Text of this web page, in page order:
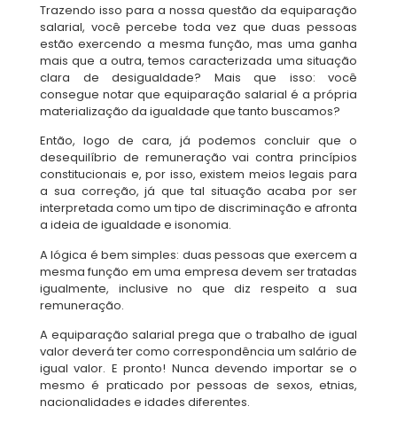
Trazendo isso para a nossa questão da equiparação
salarial, você percebe toda vez que duas pessoas
estão exercendo a mesma função, mas uma ganha
mais que a outra, temos caracterizada uma situação
clara de desigualdade? Mais que isso: você
consegue notar que equiparação salarial é a própria
materialização da igualdade que tanto buscamos?
Então, logo de cara, já podemos concluir que o
desequilíbrio de remuneração vai contra princípios
constitucionais e, por isso, existem meios legais para
a sua correção, já que tal situação acaba por ser
interpretada como um tipo de discriminação e afronta
a ideia de igualdade e isonomia.
A lógica é bem simples: duas pessoas que exercem a
mesma função em uma empresa devem ser tratadas
igualmente, inclusive no que diz respeito a sua
remuneração.
A equiparação salarial prega que o trabalho de igual
valor deverá ter como correspondência um salário de
igual valor. E pronto! Nunca devendo importar se o
mesmo é praticado por pessoas de sexos, etnias,
nacionalidades e idades diferentes.